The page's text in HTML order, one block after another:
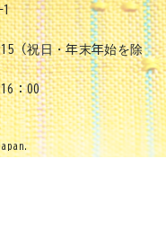
1
（祝日・年末年始を除
：00